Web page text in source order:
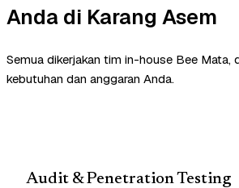
Anda di Karang Asem
Semua dikerjakan tim in-house Bee Mata,
kebutuhan dan anggaran Anda.
Audit & Penetration Testing